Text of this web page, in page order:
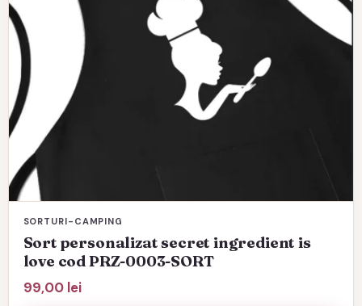
SORTURI-CAMPING
Sort personalizat secret ingredient is
love cod PRZ-0003-SORT
99,00 lei